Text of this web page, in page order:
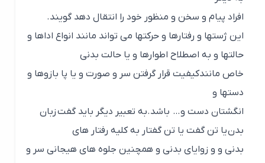
افراد پیام و سخن و منظور خود را انتقال دهد گویند.
این ژستها و رفتارها و حرکتها می تواند مانند انواع اداها و
حالتها و به اصطلاح اطوارها و یا حالت بدنی
خاص مانندکیفیت قرار گرفتن سر و صورت و یا پا بازوها و
دستها و
انگشتان دست و… باشد.به تعبیر دیگر باید گفت زبان
بدن یا تن گفت یا تن گفتار به کلیه رفتار های
بدنی و و زوایای بدنی و همچنین جلوه های هیجانی سر و